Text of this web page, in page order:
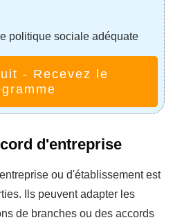
politique sociale adéquate
- Recevez le
d'entreprise
ou d'établissement est
Ils peuvent adapter les
de branches ou des accords